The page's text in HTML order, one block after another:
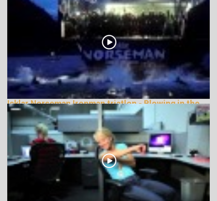
153125 Nézetek
Isklar Norseman Ironman triatlon - Blowing in the
Wind
147247 Nézetek